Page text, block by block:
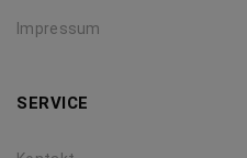
Impressum
SERVICE